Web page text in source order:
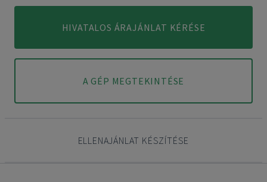
HIVATALOS ÁRAJÁNLAT KÉRÉSE
A GÉP MEGTEKINTÉSE
ELLENAJÁNLAT KÉSZÍTÉSE